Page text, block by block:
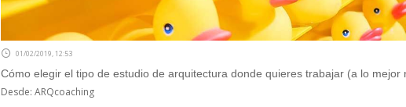
01/02/2019, 12:53
Cómo elegir el tipo de estudio de arquitectura donde quieres trabajar (a lo mejor
Desde: ARQcoaching